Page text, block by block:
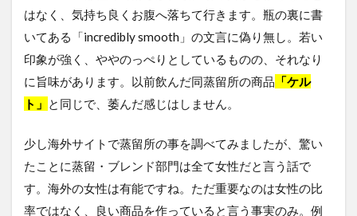
はなく、気持ち良くお腹へ落ちて行きます。瓶の裏に書
いてある「incredibly smooth」の文言に偽り無し。若い
印象が強く、ややのっぺりとしているものの、それなり
に旨味があります。以前飲んだ同蒸留所の商品 「ケル
ト」 と同じで、萎んだ感じはしません。
少し海外サイトで蒸留所の事を調べてみましたが、驚い
たことに蒸留・ブレンド部門は全て女性だと言う話で
す。海外の女性は有能ですね。ただ重要なのは女性の比
率ではなく、良い商品を作っていると言う事実のみ。例